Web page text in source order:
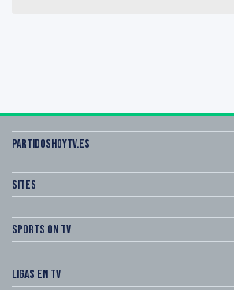
Partidoshoytv.es
Sites
Sports on TV
Ligas en TV